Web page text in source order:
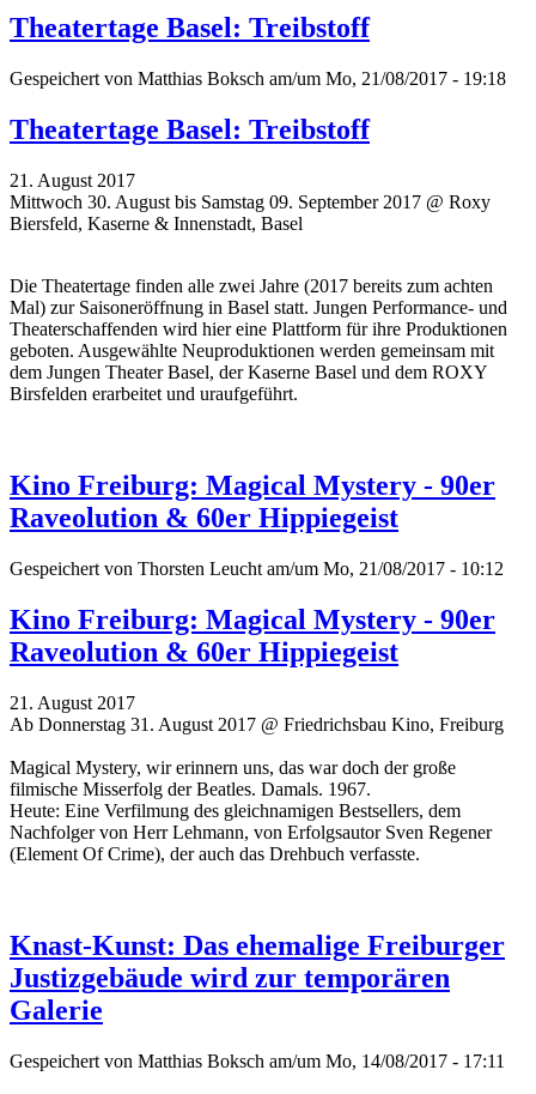
Theatertage Basel: Treibstoff
Gespeichert von Matthias Boksch am/um Mo, 21/08/2017 - 19:18
Theatertage Basel: Treibstoff
21. August 2017
Mittwoch 30. August bis Samstag 09. September 2017 @ Roxy
Biersfeld, Kaserne & Innenstadt, Basel
Die Theatertage finden alle zwei Jahre (2017 bereits zum achten
Mal) zur Saisoneröffnung in Basel statt. Jungen Performance- und
Theaterschaffenden wird hier eine Plattform für ihre Produktionen
geboten. Ausgewählte Neuproduktionen werden gemeinsam mit
dem Jungen Theater Basel, der Kaserne Basel und dem ROXY
Birsfelden erarbeitet und uraufgeführt.
Kino Freiburg: Magical Mystery - 90er
Raveolution & 60er Hippiegeist
Gespeichert von Thorsten Leucht am/um Mo, 21/08/2017 - 10:12
Kino Freiburg: Magical Mystery - 90er
Raveolution & 60er Hippiegeist
21. August 2017
Ab Donnerstag 31. August 2017 @ Friedrichsbau Kino, Freiburg
Magical Mystery, wir erinnern uns, das war doch der große
filmische Misserfolg der Beatles. Damals. 1967.
Heute: Eine Verfilmung des gleichnamigen Bestsellers, dem
Nachfolger von Herr Lehmann, von Erfolgsautor Sven Regener
(Element Of Crime), der auch das Drehbuch verfasste.
Knast-Kunst: Das ehemalige Freiburger
Justizgebäude wird zur temporären
Galerie
Gespeichert von Matthias Boksch am/um Mo, 14/08/2017 - 17:11